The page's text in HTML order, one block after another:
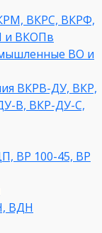
ВКРС, ВКРФ,
и ВКОПв
ВО и
ВКРВ-ДУ, ВКР,
В, ВКР-ДУ-С,
ВР 100-45, ВР
ВДН